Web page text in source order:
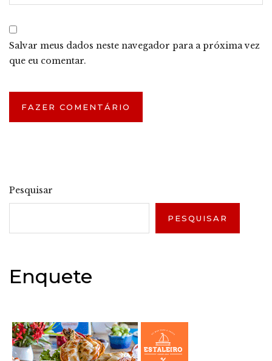
Salvar meus dados neste navegador para a próxima vez
que eu comentar.
Pesquisar
PESQUISAR
Enquete